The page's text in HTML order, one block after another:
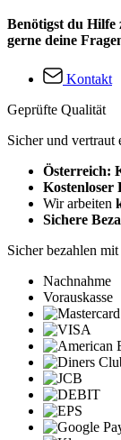
Benötigst du Hilfe
gerne deine
Kontakt
Geprüfte Qualität
Sicher und vertraut
Österreich:
Kostenloser
Wir arbeiten
Sichere
Sicher bezahlen mit
Nachnahme
Vorauskasse